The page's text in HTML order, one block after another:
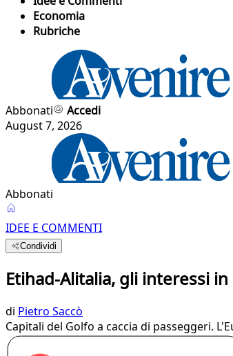
Economia
Rubriche
Abbonati
Accedi
August 7, 2026
Abbonati
IDEE E COMMENTI
Condividi
Etihad-Alitalia, gli interessi
di Pietro Saccò
Capitali del Golfo a caccia di passeggeri.